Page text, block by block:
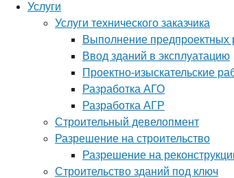
Услуги
Услуги технического заказчика
Выполнение предпроектных
Ввод зданий в эксплуатацию
Проектно-изыскательские
Разработка АГО
Разработка АГР
Строительный девелопмент
Разрешение на строительство
Разрешение на
Строительство зданий под ключ